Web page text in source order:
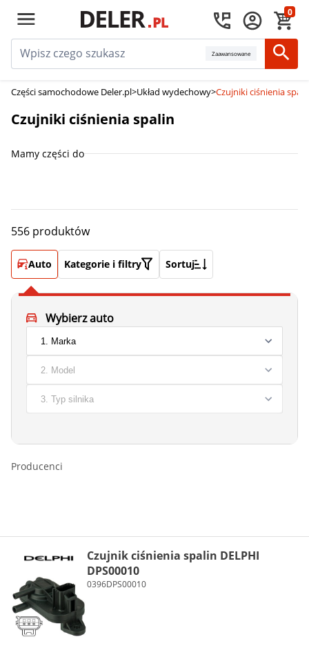
0
Zaawansowane
Części samochodowe Deler.pl>Układ wydechowy>Czujniki ciśnienia
Czujniki ciśnienia spalin
Mamy części do
556 produktów
Auto Kategorie i filtry Sortuj
Wybierz auto
Producenci
Czujnik ciśnienia spalin DELPHI
DPS00010
0396DPS00010